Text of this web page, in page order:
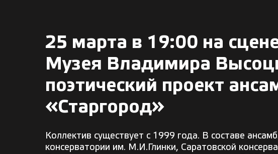
25 марта в 19:00 на
Музея Владимира
поэтический проект
«Старгород»
Коллектив существует с 1999 года. В составе
консерватории им. М.И.Глинки, Саратовской